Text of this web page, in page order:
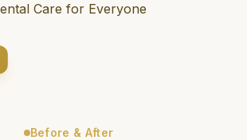
Care for Everyone
Before & After